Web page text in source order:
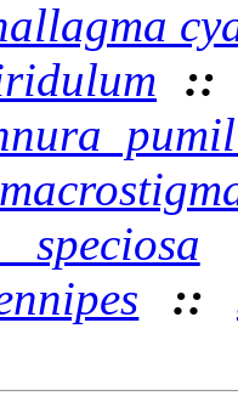
speciosa
::